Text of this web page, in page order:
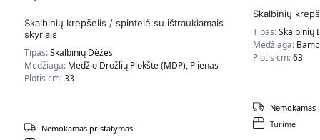
Skalbinių krepšelis / spintelė su ištraukiamais
skyriais
Tipas:Skalbinių Dėžės
Medžiaga: Medžio Drožlių Plokštė (MDP), Plienas
Plotis cm:33
Nemokamas pristatymas!
Skalbinių
Tipas:Skalbinių
Medžiaga:
Plotis cm:63
Turime
Nemokamas